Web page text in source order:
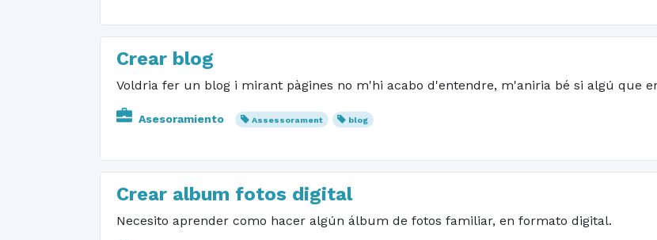
Crear blog
Voldria fer un blog i mirant pàgines no m'hi acabo d'entendre, m'aniria bé si algú que
Asesoramiento Assessorament blog
Crear album fotos digital
Necesito aprender como hacer algún álbum de fotos familiar, en formato digital.